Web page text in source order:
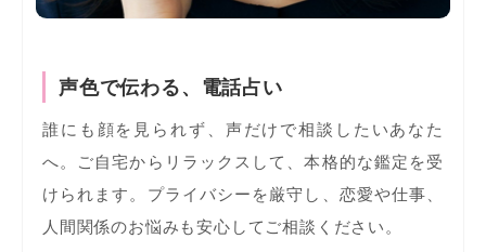
声色で伝わる、電話占い
誰にも顔を見られず、声だけで相談したいあなた
へ。ご自宅からリラックスして、本格的な鑑定を受
けられます。プライバシーを厳守し、恋愛や仕事、
人間関係のお悩みも安心してご相談ください。